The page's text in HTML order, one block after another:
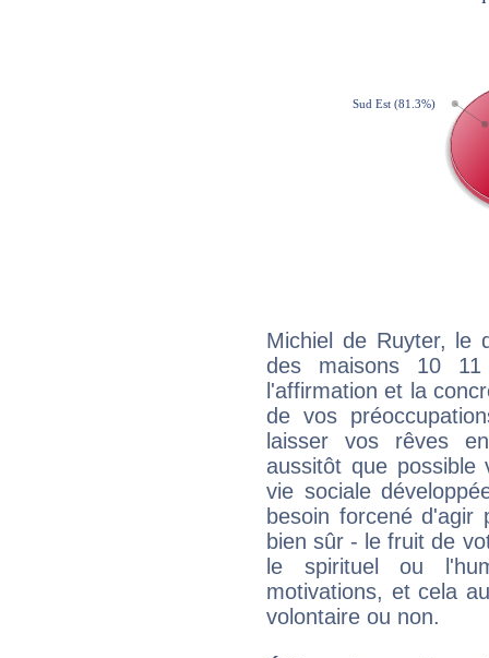
Michiel de Ruyter, le
des maisons 10
l'affirmation et la
de vos
laisser vos rêves
aussitôt que
vie sociale
besoin forcené
bien sûr - le fruit de
le spirituel ou
motivations, et cela
volontaire ou non.